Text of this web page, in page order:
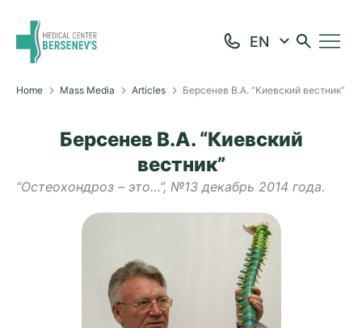
Home Mass Media Articles Берсенев В.А. “Киевский вестник”
Берсенев В.А. “Киевский
вестник”
“Остеохондроз – это…”, №13 декабрь 2014 года.